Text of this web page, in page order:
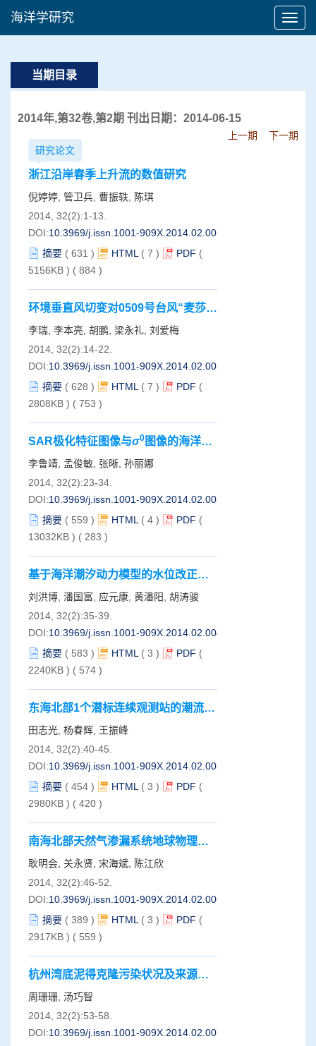
海洋学研究
当期目录
2014年,第32卷,第2期 刊出日期：2014-06-15
上一期
下一期
研究论文
浙江沿岸春季上升流的数值研究
倪婷婷, 管卫兵, 曹振轶, 陈琪
2014, 32(2):1-13.
DOI:10.3969/j.issn.1001-909X.2014.02.001
摘要 ( 631 ) HTML ( 7 ) PDF (
5156KB ) ( 884 )
环境垂直风切变对0509号台风“麦莎”
的影响分析
李瑞, 李本亮, 胡鹏, 梁永礼, 刘爱梅
2014, 32(2):14-22.
DOI:10.3969/j.issn.1001-909X.2014.02.002
摘要 ( 628 ) HTML ( 7 ) PDF (
2808KB ) ( 753 )
SAR极化特征图像与σ0 图像的海洋内
波可视性对比
李鲁靖, 孟俊敏, 张晰, 孙丽娜
2014, 32(2):23-34.
DOI:10.3969/j.issn.1001-909X.2014.02.003
摘要 ( 559 ) HTML ( 4 ) PDF (
13032KB ) ( 283 )
基于海洋潮汐动力模型的水位改正方
法研究
刘洪博, 潘国富, 应元康, 黄潘阳, 胡涛骏
2014, 32(2):35-39.
DOI:10.3969/j.issn.1001-909X.2014.02.004
摘要 ( 583 ) HTML ( 3 ) PDF (
2240KB ) ( 574 )
东海北部1个潜标连续观测站的潮流垂
向特征分析
田志光, 杨春辉, 王振峰
2014, 32(2):40-45.
DOI:10.3969/j.issn.1001-909X.2014.02.005
摘要 ( 454 ) HTML ( 3 ) PDF (
2980KB ) ( 420 )
南海北部天然气渗漏系统地球物理初
探
耿明会, 关永贤, 宋海斌, 陈江欣
2014, 32(2):46-52.
DOI:10.3969/j.issn.1001-909X.2014.02.006
摘要 ( 389 ) HTML ( 3 ) PDF (
2917KB ) ( 559 )
杭州湾底泥得克隆污染状况及来源的
初步研究
周珊珊, 汤巧智
2014, 32(2):53-58.
DOI:10.3969/j.issn.1001-909X.2014.02.007